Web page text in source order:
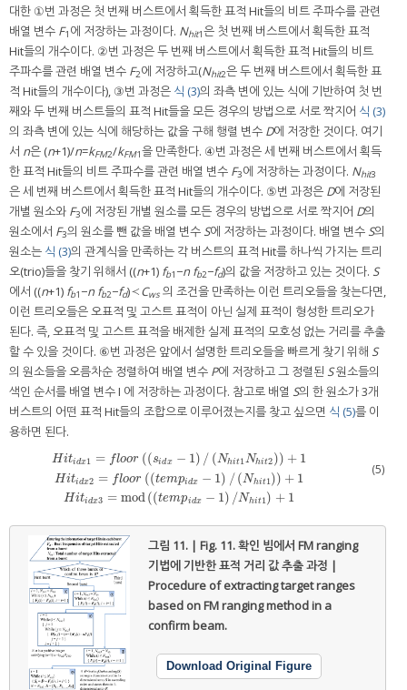
대한 ①번 과정은 첫 번째 버스트에서 획득한 표적 Hit들의 비트 주파수를 관련
배열 변수 F1 에 저장하는 과정이다. Nhit1은 첫 번째 버스트에서 획득한 표적
Hit들의 개수이다. ②번 과정은 두 번째 버스트에서 획득한 표적 Hit들의 비트
주파수를 관련 배열 변수 F2에 저장하고(Nhit2은 두 번째 버스트에서 획득한 표
적 Hit들의 개수이다), ③번 과정은 식 (3)의 좌측 변에 있는 식에 기반하여 첫 번
째와 두 번째 버스트들의 표적 Hit들을 모든 경우의 방법으로 서로 짝지어 식 (3)
의 좌측 변에 있는 식에 해당하는 값을 구해 행렬 변수 D에 저장한 것이다. 여기
서 n은 (n+1)/n=kFM2/kFM1을 만족한다. ④번 과정은 세 번째 버스트에서 획득
한 표적 Hit들의 비트 주파수를 관련 배열 변수 F3에 저장하는 과정이다. Nhit3
은 세 번째 버스트에서 획득한 표적 Hit들의 개수이다. ⑤번 과정은 D에 저장된
개별 원소와 F3에 저장된 개별 원소를 모든 경우의 방법으로 서로 짝지어 D의
원소에서 F3의 원소를 뺀 값을 배열 변수 S에 저장하는 과정이다. 배열 변수 S의
원소는 식 (3)의 관계식을 만족하는 각 버스트의 표적 Hit를 하나씩 가지는 트리
오(trio)들을 찾기 위해서 ((n+1) fb1 −n fb2−fd)의 값을 저장하고 있는 것이다. S
에서 ((n+1) fb1 −n fb2−fd)≺Cws 의 조건을 만족하는 이런 트리오들을 찾는다면,
이런 트리오들은 오표적 및 고스트 표적이 아닌 실제 표적이 형성한 트리오가
된다. 즉, 오표적 및 고스트 표적을 배제한 실제 표적의 모호성 없는 거리를 추출
할 수 있을 것이다. ⑥번 과정은 앞에서 설명한 트리오들을 빠르게 찾기 위해 S
의 원소들을 오름차순 정렬하여 배열 변수 P에 저장하고 그 정렬된 S원소들의
색인 순서를 배열 변수 I 에 저장하는 과정이다. 참고로 배열 S의 한 원소가 3개
버스트의 어떤 표적 Hit들의 조합으로 이루어졌는지를 찾고 싶으면 식 (5)를 이
용하면 된다.
Hitidx1 = floor ((sidx − 1) / (Nhit1Nhit2)) + 1
Hitidx2 = floor ((tempidx − 1) / (Nhit1)) + 1
Hitidx3 = mod((tempidx − 1) /Nhit1) + 1
Hitidx1=f oo r((sidx −1)/(Nhit1N hi 2)) +1Hitidx2= fo o )/(N
(5)
그림 11. | Fig. 11.확인 빔에서 FM ranging
기법에 기반한 표적 거리 값 추출 과정 |
Procedure of extracting target ranges
based on FM ranging method in a
confirm beam.
Download Original Figure